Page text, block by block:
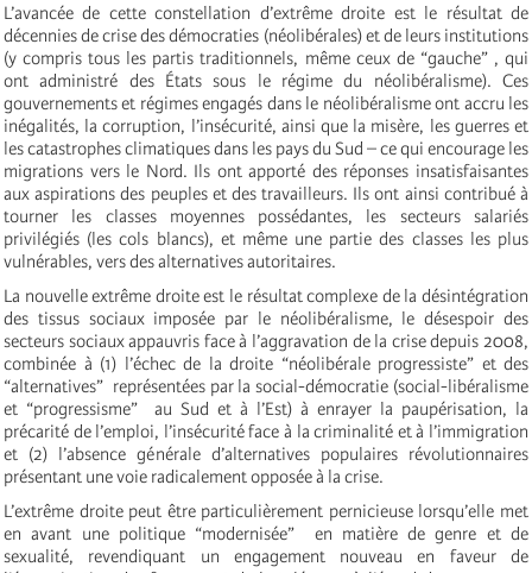
L’avancée de cette constellation d’extrême droite est le résultat de
décennies de crise des démocraties (néolibérales) et de leurs institutions
(y compris tous les partis traditionnels, même ceux de “gauche” , qui
ont administré des États sous le régime du néolibéralisme). Ces
gouvernements et régimes engagés dans le néolibéralisme ont accru les
inégalités, la corruption, l’insécurité, ainsi que la misère, les guerres et
les catastrophes climatiques dans les pays du Sud – ce qui encourage les
migrations vers le Nord. Ils ont apporté des réponses insatisfaisantes
aux aspirations des peuples et des travailleurs. Ils ont ainsi contribué à
tourner les classes moyennes possédantes, les secteurs salariés
privilégiés (les cols blancs), et même une partie des classes les plus
vulnérables, vers des alternatives autoritaires.
La nouvelle extrême droite est le résultat complexe de la désintégration
des tissus sociaux imposée par le néolibéralisme, le désespoir des
secteurs sociaux appauvris face à l’aggravation de la crise depuis 2008,
combinée à (1) l’échec de la droite “néolibérale progressiste” et des
“alternatives” représentées par la social-démocratie (social-libéralisme
et “progressisme” au Sud et à l’Est) à enrayer la paupérisation, la
précarité de l’emploi, l’insécurité face à la criminalité et à l’immigration
et (2) l’absence générale d’alternatives populaires révolutionnaires
présentant une voie radicalement opposée à la crise.
L’extrême droite peut être particulièrement pernicieuse lorsqu’elle met
en avant une politique “modernisée” en matière de genre et de
sexualité, revendiquant un engagement nouveau en faveur de